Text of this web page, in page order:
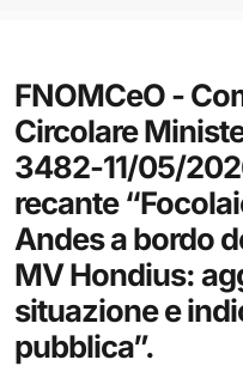
FNOMCeO -
Circolare
3482-11/05/
recante
Andes a bordo
MV Hondius:
situazione e
pubblica”.